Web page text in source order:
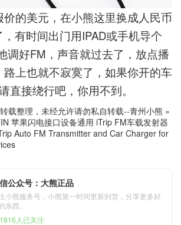
的美元，在小熊这里换成人民币
有时间出门用IPAD或手机导个
调好FM，声音就过去了，放点播
上也就不寂寞了，如果你开的车
直接绕行吧，你用不到。
载整理，未经允许请勿私自转载--青州小熊 »
苹果闪电接口设备通用 iTrip FM车载发射器
Auto FM Transmitter and Car Charger for
公众号：大熊正品
小熊服务号，小熊第一时间更新到货，分享更多好
东西。
人已关注